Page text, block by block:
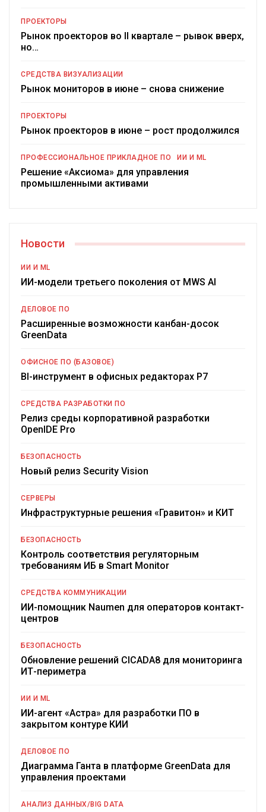
ПРОЕКТОРЫ
Рынок проекторов во II квартале – рывок вверх,
но…
СРЕДСТВА ВИЗУАЛИЗАЦИИ
Рынок мониторов в июне – снова снижение
ПРОЕКТОРЫ
Рынок проекторов в июне – рост продолжился
ПРОФЕССИОНАЛЬНОЕ ПРИКЛАДНОЕ ПО ИИ И ML
Решение «Аксиома» для управления
промышленными активами
Новости
ИИ И ML
ИИ-модели третьего поколения от MWS AI
ДЕЛОВОЕ ПО
Расширенные возможности канбан-досок
GreenData
ОФИСНОЕ ПО (БАЗОВОЕ)
BI-инструмент в офисных редакторах Р7
СРЕДСТВА РАЗРАБОТКИ ПО
Релиз среды корпоративной разработки
OpenIDE Pro
БЕЗОПАСНОСТЬ
Новый релиз Security Vision
СЕРВЕРЫ
Инфраструктурные решения «Гравитон» и КИТ
БЕЗОПАСНОСТЬ
Контроль соответствия регуляторным
требованиям ИБ в Smart Monitor
СРЕДСТВА КОММУНИКАЦИИ
ИИ-помощник Naumen для операторов контакт-
центров
БЕЗОПАСНОСТЬ
Обновление решений CICADA8 для мониторинга
ИТ-периметра
ИИ И ML
ИИ-агент «Астра» для разработки ПО в
закрытом контуре КИИ
ДЕЛОВОЕ ПО
Диаграмма Ганта в платформе GreenData для
управления проектами
АНАЛИЗ ДАННЫХ/BIG DATA